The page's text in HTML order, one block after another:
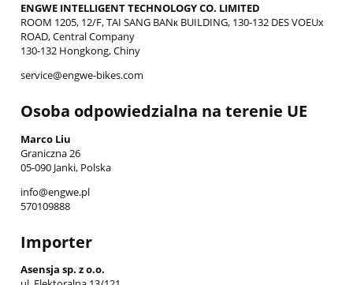
ENGWE INTELLIGENT TECHNOLOGY CO. LIMITED
ROOM 1205, 12/F, TAI SANG BANк BUILDING, 130-132 DES VOEUх
ROAD, Central Company
130-132 Hongkong, Chiny
service@engwe-bikes.com
Osoba odpowiedzialna na terenie UE
Marco Liu
Graniczna 26
05-090 Janki, Polska
info@engwe.pl
570109888
Importer
Asensja sp. z o.o.